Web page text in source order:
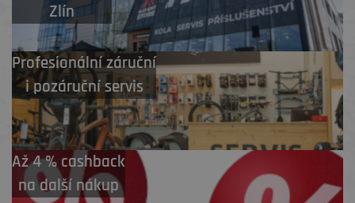
Zlín
Profesionální záruční
i pozáruční servis
Až 4 % cashback
na další nákup